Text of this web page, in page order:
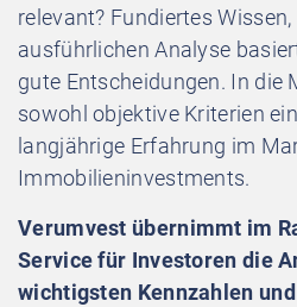
relevant? Fundiertes
ausführlichen Analyse
gute Entscheidungen. In die
sowohl objektive Kriterien
langjährige Erfahrung im
Immobilieninvestments.
Verumvest übernimmt im
Service für Investoren die
wichtigsten Kennzahlen